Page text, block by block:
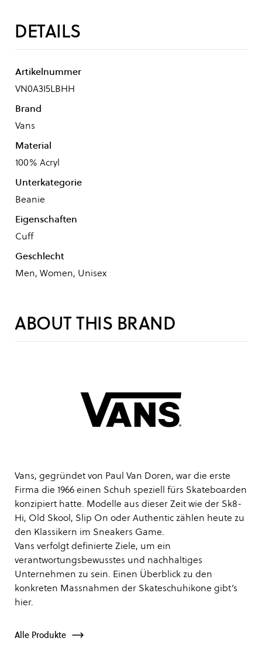
DETAILS
Artikelnummer
VN0A3I5LBHH
Brand
Vans
Material
100% Acryl
Unterkategorie
Beanie
Eigenschaften
Cuff
Geschlecht
Men, Women, Unisex
ABOUT THIS BRAND
Vans, gegründet von Paul Van Doren, war die erste
Firma die 1966 einen Schuh speziell fürs Skateboarden
konzipiert hatte. Modelle aus dieser Zeit wie der Sk8-
Hi, Old Skool, Slip On oder Authentic zählen heute zu
den Klassikern im Sneakers Game.
Vans verfolgt definierte Ziele, um ein
verantwortungsbewusstes und nachhaltiges
Unternehmen zu sein. Einen Überblick zu den
konkreten Massnahmen der Skateschuhikone gibt’s
hier.
Alle Produkte